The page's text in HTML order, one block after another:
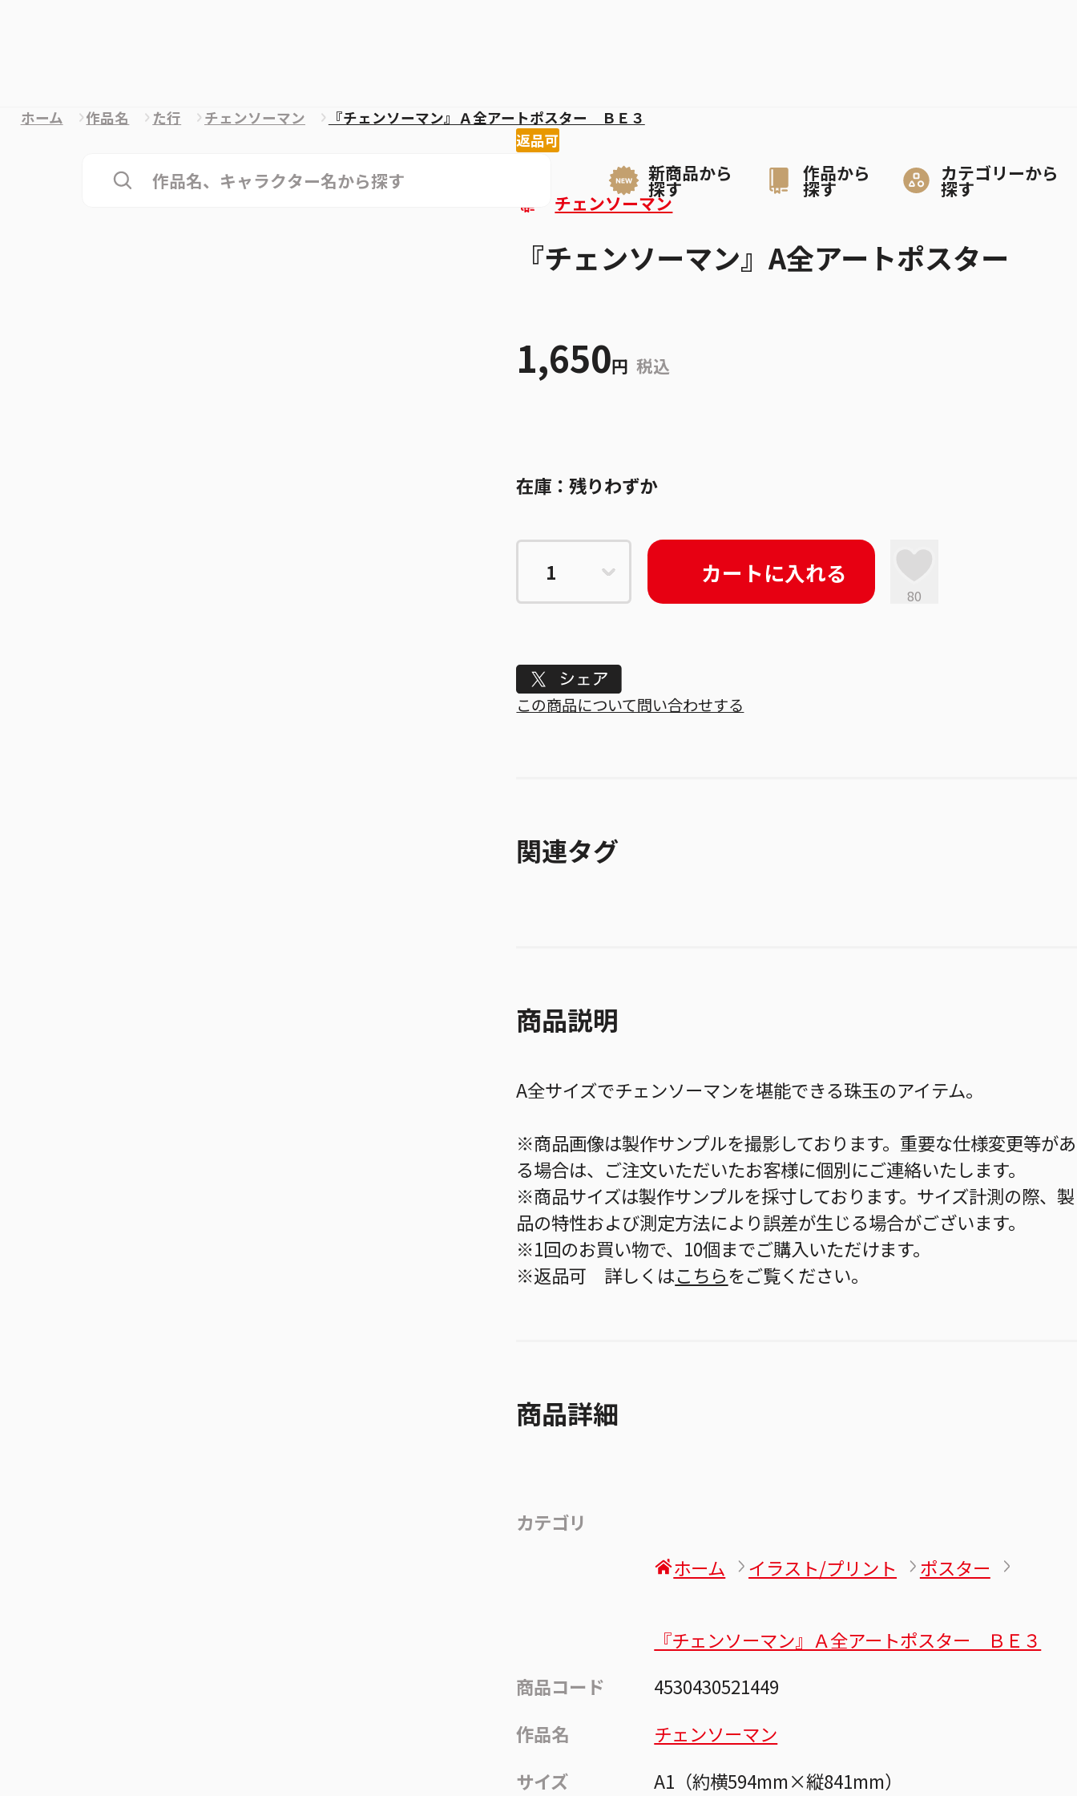
新商品から
探す
作品から
探す
カテゴリーから
探す
ホーム 作品名 た行 チェンソーマン 『チェンソーマン』Ａ全アートポスター ＢＥ３
返品可
チェンソーマン
『チェンソーマン』A全アートポスター
1,650円 税込
在庫：残りわずか
カートに入れる
80
Tweet
この商品について問い合わせする
関連タグ
商品説明
A全サイズでチェンソーマンを堪能できる珠玉のアイテム。
※商品画像は製作サンプルを撮影しております。重要な仕様変更等があ
る場合は、ご注文いただいたお客様に個別にご連絡いたします。
※商品サイズは製作サンプルを採寸しております。サイズ計測の際、製
品の特性および測定方法により誤差が生じる場合がございます。
※1回のお買い物で、10個までご購入いただけます。
※返品可 詳しくはこちらをご覧ください。
商品詳細
カテゴリ
ホーム
イラスト/プリント ポスター
『チェンソーマン』Ａ全アートポスター ＢＥ３
商品コード
4530430521449
作品名
チェンソーマン
サイズ
A1（約横594mm×縦841mm）